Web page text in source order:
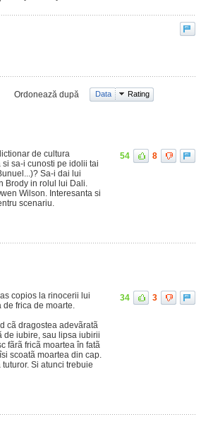
Ordonează după Data Rating
de cultura
sa-i cunosti pe idolii tai
Sa-i dai lui
Brody in rolul lui Dali.
Wilson. Interesanta si
scenariu.
54 8
copios la rinocerii lui
de frica de moarte.
cã dragostea adevãratã
de iubire, sau lipsa iubirii
fãrã fricã moartea în fatã
scoatã moartea din cap.
Si atunci trebuie
34 3